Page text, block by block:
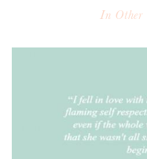
In Other